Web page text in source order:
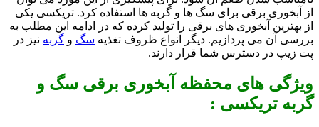
از آبخوری برقی برای سگ ها و گربه ها استفاده کرد. تریکسی یکی
از بهترین آبخوری های برقی را تولید کرده که در ادامه این مطلب به
بررسی آن می پردازیم. دیگر انواع ظروف تغذیه سگ و گربه نیز در
پت زیپ در دسترس شما قرار دارند.
ویژگی های محفظه آبخوری برقی سگ و
گربه تریکسی :